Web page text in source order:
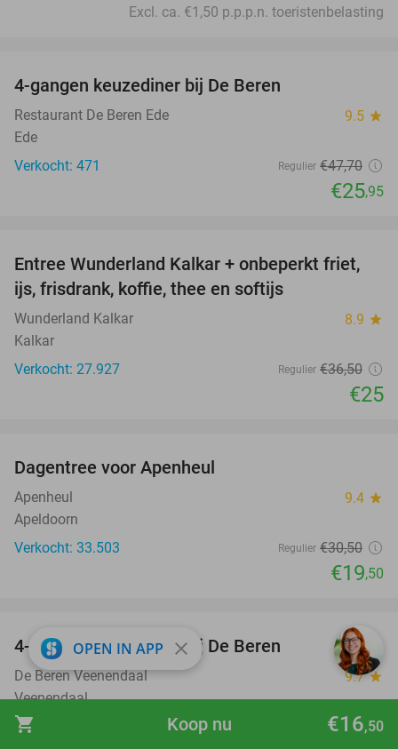
shopping_cart €16,50
Koop nu
Excl. ca. €1,50 p.p.p.n. toeristenbelasting
4-gangen keuzediner bij De Beren
Restaurant De Beren Ede 9.5 star
Ede
Verkocht: 471
Regulier €47,70
€25,95
32%
Entree Wunderland Kalkar + onbeperkt friet,
ijs, frisdrank, koffie, thee en softijs
Wunderland Kalkar 8.9 star
Kalkar
Verkocht: 27.927
Regulier €36,50
€25
Dagentree voor Apenheul
Apenheul 9.4 star
Apeldoorn
Verkocht: 33.503
Regulier €30,50
€19,50
46%
4-gangen keuzediner bij De Beren
De Beren Veenendaal 9.7star
Veenendaal
Verkocht: 1.249
€47 ,70
OPEN IN APP close